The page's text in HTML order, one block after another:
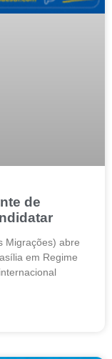
de
Migrações) abre
em Regime